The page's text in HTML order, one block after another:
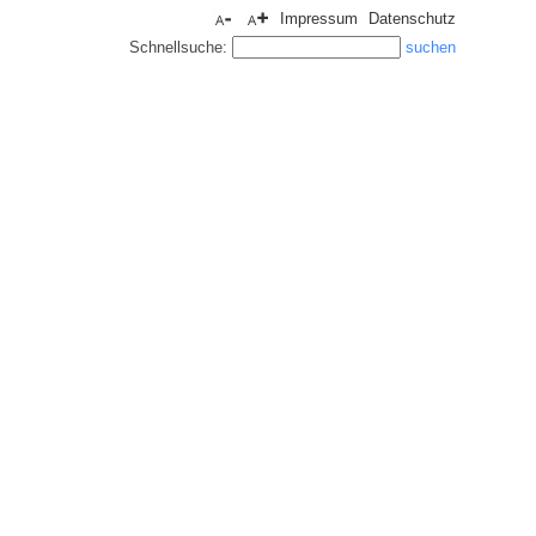
Impressum
Datenschutz
Schnellsuche: